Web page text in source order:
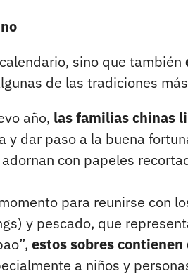
sino que también
de las tradiciones
año, las familias chinas
y dar paso a la buena
con papeles
para reunirse con
y pescado, que
estos sobres contienen
a niños y